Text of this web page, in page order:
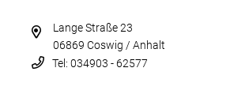
Lange Straße 23
06869 Coswig / Anhalt
Tel: 034903 - 62577